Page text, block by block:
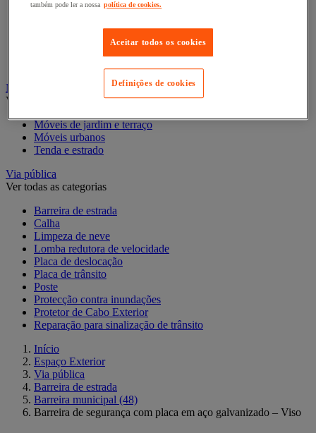
Bombear e coletor de água da chuva
Ferramentas de jardim motorizadas
Ferramentas manuais para jardim
Mobiliário de exterior
Ver todas as categorias
Móveis de jardim e terraço
Móveis urbanos
Tenda e estrado
Via pública
Ver todas as categorias
Barreira de estrada
Calha
Limpeza de neve
Lomba redutora de velocidade
Placa de deslocação
Placa de trânsito
Poste
Protecção contra inundações
Protetor de Cabo Exterior
Reparação para sinalização de trânsito
Início
Espaço Exterior
Via pública
Barreira de estrada
Barreira municipal (48)
Barreira de segurança com placa em aço galvanizado – Viso
também pode ler a nossa política de cookies.
Aceitar todos os cookies
Definições de cookies